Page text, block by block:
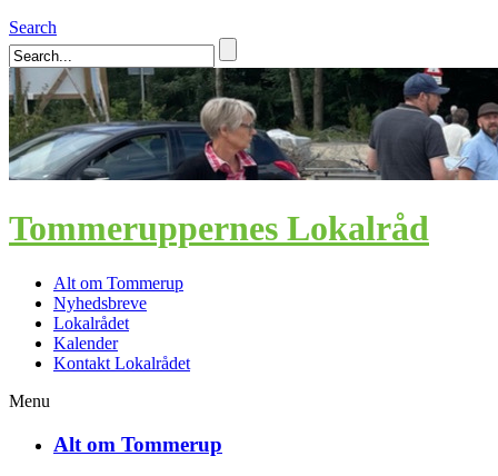
Search
Tommeruppernes Lokalråd
Alt om Tommerup
Nyhedsbreve
Lokalrådet
Kalender
Kontakt Lokalrådet
Menu
Alt om Tommerup